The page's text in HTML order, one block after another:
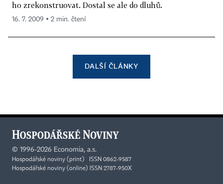
ho zrekonstruovat. Dostal se ale do dluhů.
16. 7. 2009 ▪ 2 min. čtení
DALŠÍ ČLÁNKY
© 1996-2026 Economia, a.s.
Hospodářské noviny (print) ISSN 0862-9587
Hospodářské noviny (online) ISSN 2787-950X